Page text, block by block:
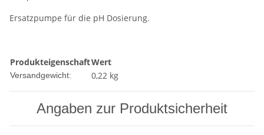
Ersatzpumpe für die pH Dosierung.
ProdukteigenschaftWert
Versandgewicht: 0,22 kg
Angaben zur Produktsicherheit